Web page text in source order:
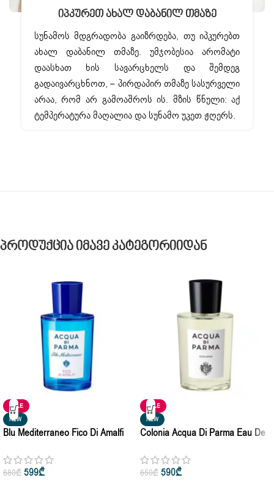
Იპკურეთ Ახალ Დაბანილ Თმაზე
სუნამოს მდგრადობა გაიზრდება, თუ იპკურებთ
ახალ დაბანილ თმაზე. უმჯობესია არომატი
დაასხათ ხის სავარცხელს და შემდეგ
გადაივარცხნოთ, – პირდაპირ თმაზე სასურველი
არაა, რომ არ გამოაშროს ის. მზის წნული: აქ
ტემპერატურა მაღალია და სუნამო უკეთ ჟღერს.
Პროდუქცია Იმავე Კატეგორიიდან
SALE
NEW
Blu Mediterraneo Fico Di Amalfi
50ml | 100ml
680₾ 599₾
SALE
NEW
Colonia Acqua Di Parma Eau De
| 100ml
650₾ 590₾